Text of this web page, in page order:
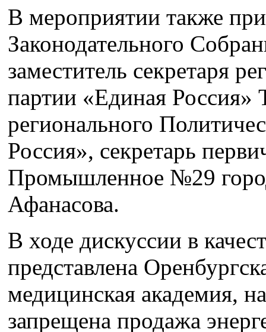
В мероприятии также
Законодательного
заместитель секретаря
партии «Единая Россия»
регионального
Россия», секретарь
Промышленное №29
Афанасова.
В ходе дискуссии в
представлена
медицинская академия,
запрещена продажа